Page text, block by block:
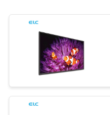
POLÍTICAS
PRIVACIDAD